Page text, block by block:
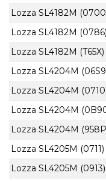
Lozza SL4182M
Lozza SL4182M (0786)
Lozza SL4182M (T65X)
Lozza SL4204M
Lozza SL4204M
Lozza SL4204M
Lozza SL4204M
Lozza SL4205M (0711)
Lozza SL4205M (0913)